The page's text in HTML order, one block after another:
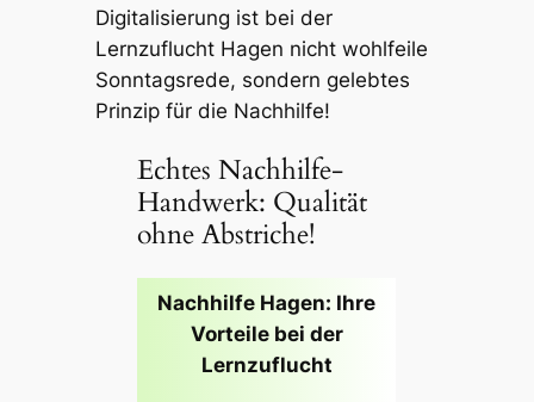
Digitalisierung ist bei der
Lernzuflucht Hagen nicht wohlfeile
Sonntagsrede, sondern gelebtes
Prinzip für die Nachhilfe!
Echtes Nachhilfe-
Handwerk: Qualität
ohne Abstriche!
Nachhilfe Hagen: Ihre
Vorteile bei der
Lernzuflucht